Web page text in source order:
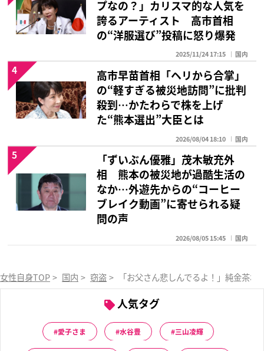
プなの？」カリスマ的な人気を
誇るアーティスト 高市首相
の“洋服選び”投稿に怒り爆発
2025/11/24 17:15 国内
高市早苗首相「ヘリから合掌」
の“軽すぎる被災地訪問”に批判
殺到…かたわらで株を上げ
た“熊本選出”大臣とは
2026/08/04 18:10 国内
4
「ずいぶん優雅」茂木敏充外
相 熊本の被災地が過酷生活の
なか…外遊先からの“コーヒー
ブレイク動画”に寄せられる疑
問の声
2026/08/05 15:45 国内
5
女性自身TOP > 国内 > 窃盗 > 「お父さん悲しんでるよ！」純金茶
人気タグ
愛子さま 水谷豊 三山凌輝